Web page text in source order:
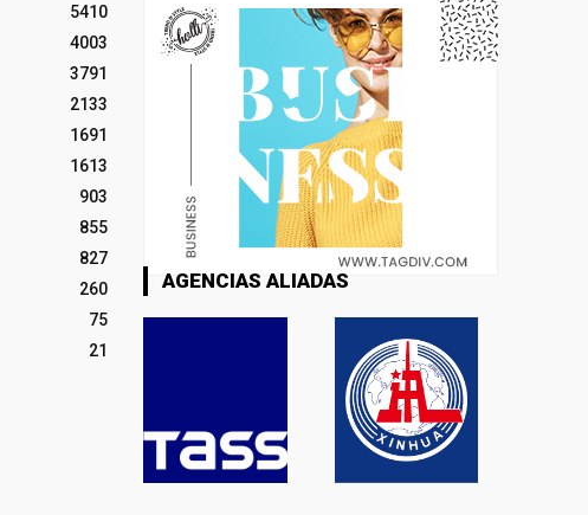
5410
4003
3791
2133
1691
1613
903
855
827
260
75
21
AGENCIAS ALIADAS